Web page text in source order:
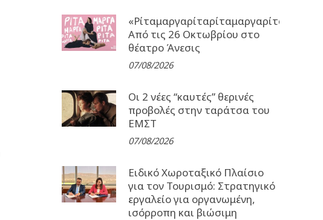
Από τις 26 Οκτωβρίου στο
θέατρο Άνεσις
07/08/2026
Οι 2 νέες “καυτές” θερινές
προβολές στην ταράτσα του
ΕΜΣΤ
07/08/2026
Ειδικό Χωροταξικό Πλαίσιο
για τον Τουρισμό: Στρατηγικό
εργαλείο για οργανωμένη,
ισόρροπη και βιώσιμη